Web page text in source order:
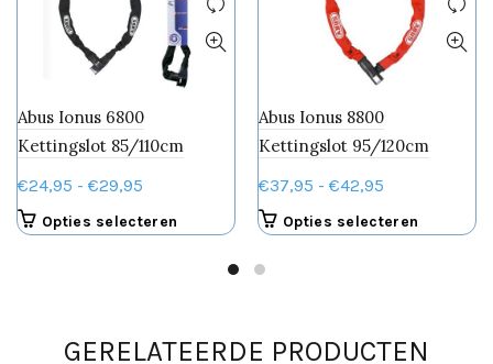
Abus Ionus 6800
Kettingslot 85/110cm
€24,95 - €29,95
tot
Opties selecteren
Deze
Abus Ionus 8800
Kettingslot 95/120cm
€37,95 - €42,95
tot
Opties selecteren
Deze
GERELATEERDE PRODUCTEN